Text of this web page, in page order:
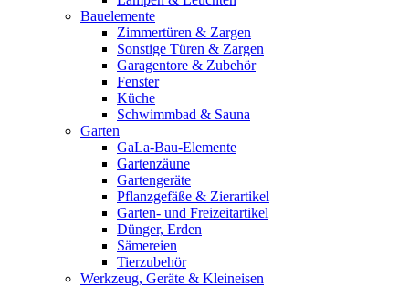
Bauelemente
Zimmertüren & Zargen
Sonstige Türen & Zargen
Garagentore & Zubehör
Fenster
Küche
Schwimmbad & Sauna
Garten
GaLa-Bau-Elemente
Gartenzäune
Gartengeräte
Pflanzgefäße & Zierartikel
Garten- und Freizeitartikel
Dünger, Erden
Sämereien
Tierzubehör
Werkzeug, Geräte & Kleineisen